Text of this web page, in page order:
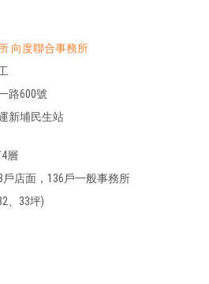
向度聯合事務所
路600號
新埔民生站
層
戶店面，136戶一般事務所
、33坪)